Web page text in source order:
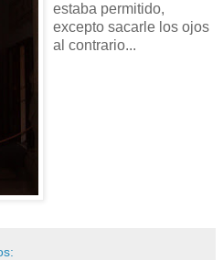
estaba permitido,
excepto sacarle los ojos
al contrario...